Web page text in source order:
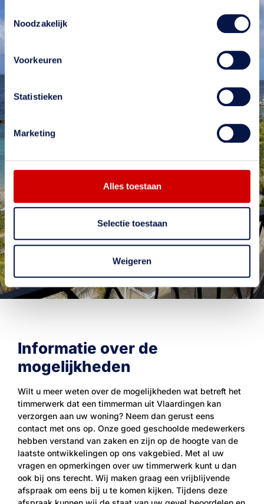
Noodzakelijk
Voorkeuren
Statistieken
Marketing
Alles toestaan
Selectie toestaan
Weigeren
Meer weten?
Wil je meer weten over onze diensten? Neem
aanbod. Onze ervaren medewerkers staan klaar
om je te adviseren. We horen graag van je en
verwelkomen je bij Schildersbedrijf De Groot
Neem contact op
Informatie over de
mogelijkheden
Wilt u meer weten over de mogelijkheden wat betreft het
timmerwerk dat een timmerman uit Vlaardingen kan
verzorgen aan uw woning? Neem dan gerust eens
contact met ons op. Onze goed geschoolde medewerkers
hebben verstand van zaken en zijn op de hoogte van de
laatste ontwikkelingen op ons vakgebied. Met al uw
vragen en opmerkingen over uw timmerwerk kunt u dan
ook bij ons terecht. Wij maken graag een vrijblijvende
afspraak om eens bij u te komen kijken. Tijdens deze